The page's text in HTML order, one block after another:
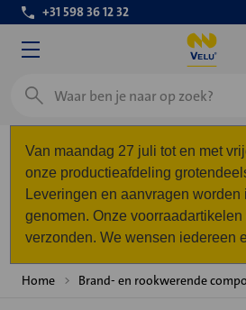
+31 598 36 12 32
Zoeken
Van maandag 27 juli tot en met
onze productieafdeling
Leveringen en aanvragen
genomen. Onze
verzonden. We wensen iedereen
Home Brand- en rookwerende